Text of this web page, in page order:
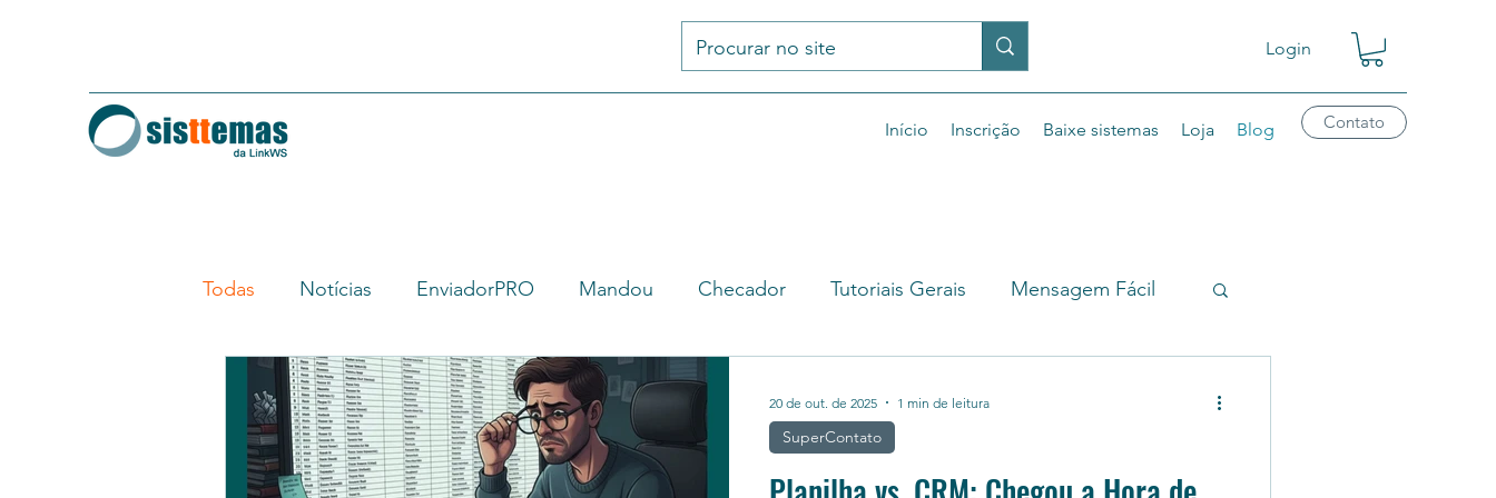
Login
Início Inscrição Baixe sistemas Loja Blog Contato
Todas Notícias EnviadorPRO Mandou Checador Tutoriais Gerais Mensagem Fácil
Extrator Geral Tutoriais de produto zBot 4
Multipost SuperContato
SuperContato
20 de out. de 2025 1 min de leitura